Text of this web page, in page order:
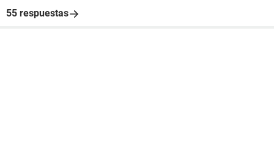
55 respuestas